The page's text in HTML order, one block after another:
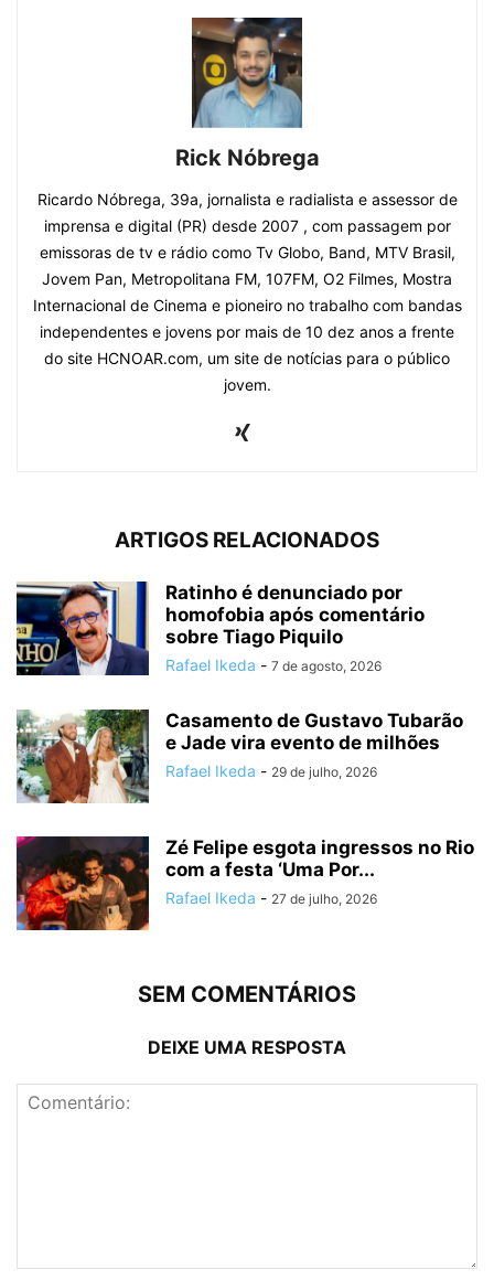
Rick Nóbrega
Ricardo Nóbrega, 39a, jornalista e radialista e assessor de
imprensa e digital (PR) desde 2007 , com passagem por
emissoras de tv e rádio como Tv Globo, Band, MTV Brasil,
Jovem Pan, Metropolitana FM, 107FM, O2 Filmes, Mostra
Internacional de Cinema e pioneiro no trabalho com bandas
independentes e jovens por mais de 10 dez anos a frente
do site HCNOAR.com, um site de notícias para o público
jovem.
ARTIGOS RELACIONADOS
Ratinho é denunciado por
homofobia após comentário
sobre Tiago Piquilo
Rafael Ikeda - 7 de agosto, 2026
Casamento de Gustavo Tubarão
e Jade vira evento de milhões
Rafael Ikeda - 29 de julho, 2026
Zé Felipe esgota ingressos no Rio
com a festa ‘Uma Por...
Rafael Ikeda - 27 de julho, 2026
SEM COMENTÁRIOS
DEIXE UMA RESPOSTA